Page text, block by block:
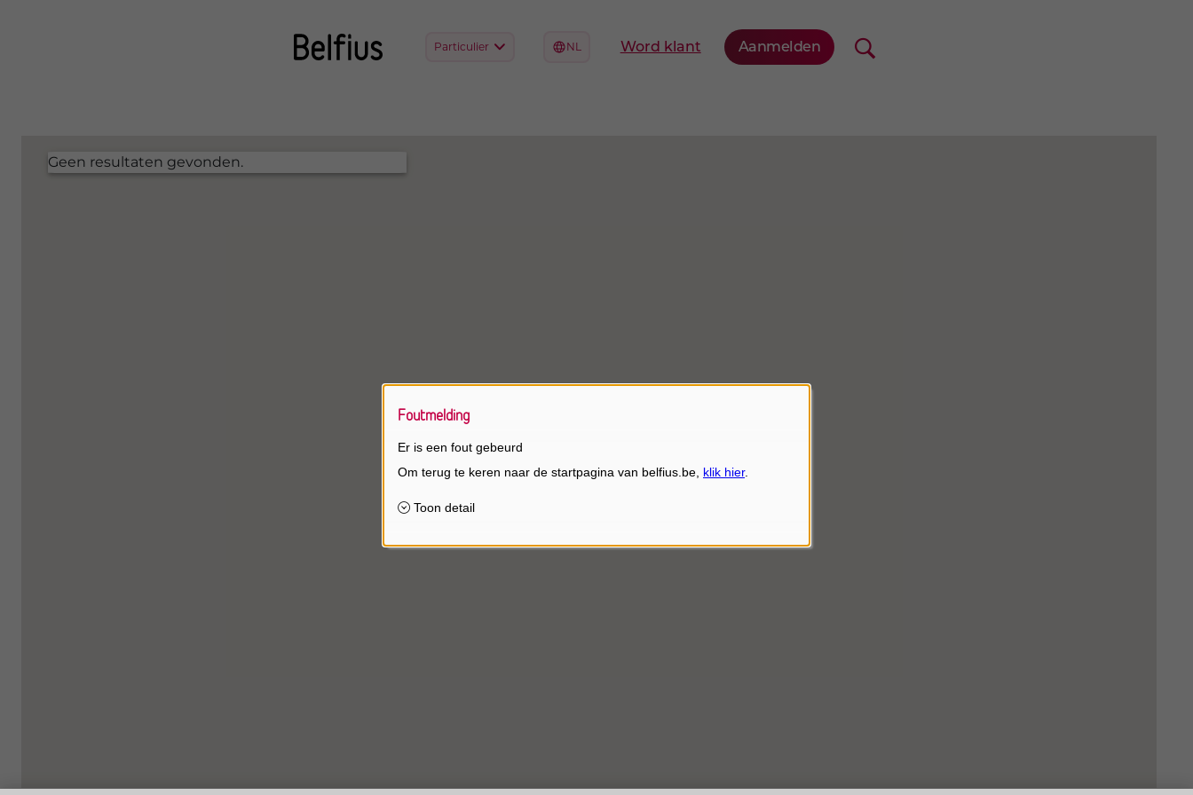
Foutmelding
Er is een fout gebeurd